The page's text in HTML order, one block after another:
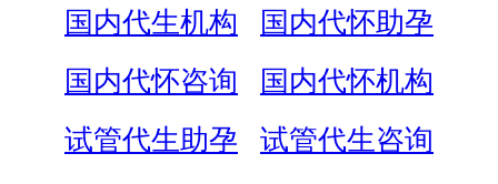
国内代生机构
国内代怀助孕
国内代怀咨询
国内代怀机构
试管代生助孕
试管代生咨询